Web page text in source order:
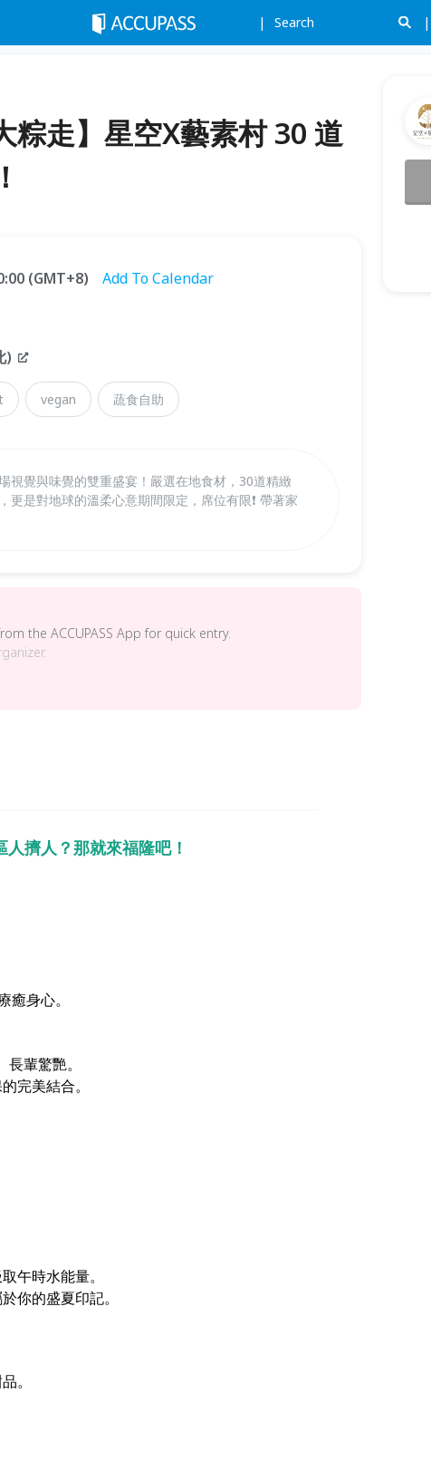
Search
粽走】星空X藝素村 30 道
(GMT+8)
Add To Calendar
)
vegan 蔬食自助
視覺與味覺的雙重盛宴！ ​嚴選在地食材，30道精緻
是對地球的溫柔心意 ​期間限定，席位有限❗ 帶著家
the ACCUPASS App for quick entry.
擠人？那就來福隆吧！
身心。
輩驚艷。
完美結合。
午時水能量。
你的盛夏印記。
。
星
豐